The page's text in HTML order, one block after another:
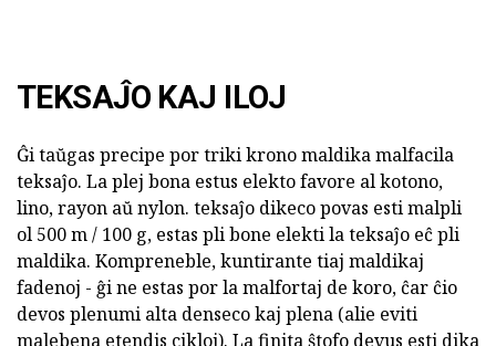
TEKSAĴO KAJ ILOJ
Ĝi taŭgas precipe por triki krono maldika malfacila
teksaĵo. La plej bona estus elekto favore al kotono,
lino, rayon aŭ nylon. teksaĵo dikeco povas esti malpli
ol 500 m / 100 g, estas pli bone elekti la teksaĵo eĉ pli
maldika. Kompreneble, kuntirante tiaj maldikaj
fadenoj - ĝi ne estas por la malfortaj de koro, ĉar ĉio
devos plenumi alta denseco kaj plena (alie eviti
malebena etendis cikloj). La finita ŝtofo devus esti dika